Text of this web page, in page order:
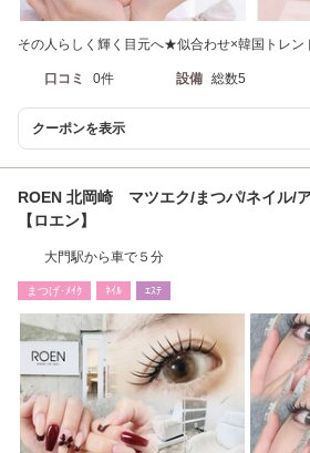
その人らしく輝く目元へ★似合わせ×韓国トレン
口コミ 0件 設備 総数5
クーポンを表示
ROEN 北岡崎 マツエク/まつパ/ネイル/
【ロエン】
大門駅から車で５分
まつげ･ﾒｲｸ ﾈｲﾙ ｴｽﾃ